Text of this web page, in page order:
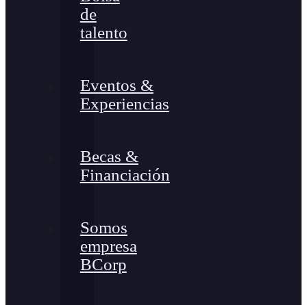
de
talento
Eventos &
Experiencias
Becas &
Financiación
Somos
empresa
BCorp